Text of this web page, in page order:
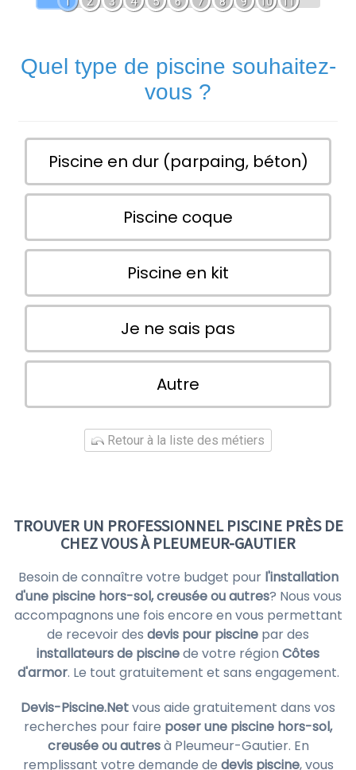
Quel type de piscine souhaitez-
vous ?
Piscine en dur (parpaing, béton)
Piscine coque
Piscine en kit
Je ne sais pas
Autre
Retour à la liste des métiers
TROUVER UN PROFESSIONNEL PISCINE PRÈS DE
CHEZ VOUS À PLEUMEUR-GAUTIER
Besoin de connaître votre budget pour l'installation
d'une piscine hors-sol, creusée ou autres? Nous vous
accompagnons une fois encore en vous permettant
de recevoir des devis pour piscine par des
installateurs de piscinede votre région Côtes
d'armor. Le tout gratuitement et sans engagement.
Devis-Piscine.Netvous aide gratuitement dans vos
recherches pour faire poser une piscine hors-sol,
creusée ou autresà Pleumeur-Gautier. En
remplissant votre demande de devis piscine, vous